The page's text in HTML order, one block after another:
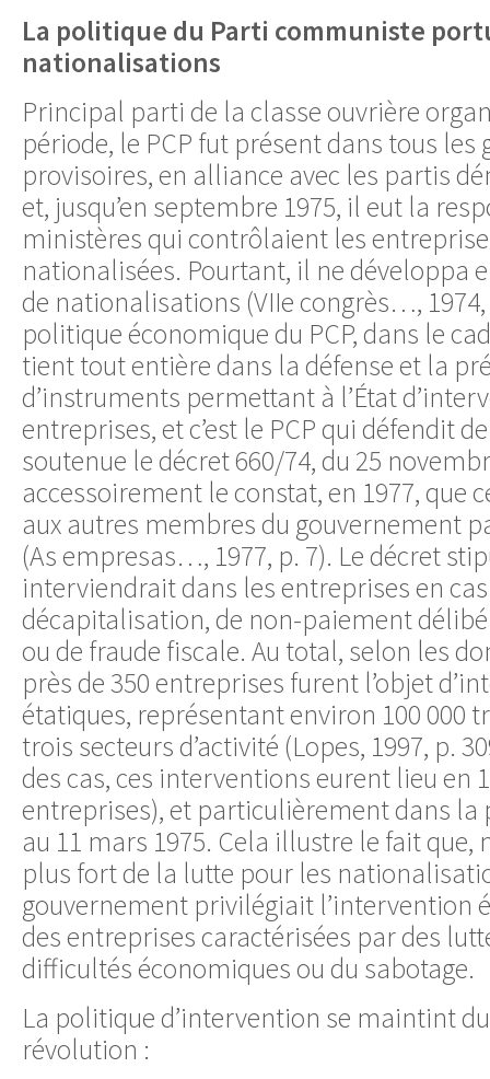
La politique du Parti communiste
nationalisations
Principal parti de la classe ouvrière
période, le PCP fut présent dans tous
provisoires, en alliance avec les partis
et, jusqu’en septembre 1975, il eut la
ministères qui contrôlaient les
nationalisées. Pourtant, il ne développa
de nationalisations (VIIe congrès…, 1974,
politique économique du PCP, dans le
tient tout entière dans la défense et la
d’instruments permettant à l’État
entreprises, et c’est le PCP qui défendit
soutenue le décret 660/74, du 25
accessoirement le constat, en 1977, que
aux autres membres du gouvernement
(As empresas…, 1977, p. 7). Le décret
interviendrait dans les entreprises en cas
décapitalisation, de non-paiement
ou de fraude fiscale. Au total, selon les
près de 350 entreprises furent l’objet
étatiques, représentant environ 100 000
trois secteurs d’activité (Lopes, 1997, p.
des cas, ces interventions eurent lieu en
entreprises), et particulièrement dans la
au 11 mars 1975. Cela illustre le fait
plus fort de la lutte pour les
gouvernement privilégiait l’intervention
des entreprises caractérisées par des
difficultés économiques ou du sabotage.
La politique d’intervention se maintint
révolution :